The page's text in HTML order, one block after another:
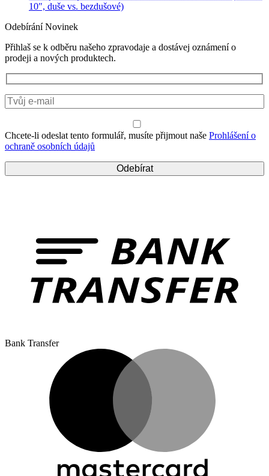
10″, duše vs. bezdušové)
Odebírání Novinek
Přihlaš se k odběru našeho zpravodaje a dostávej oznámení o
prodeji a nových produktech.
Chcete-li odeslat tento formulář, musíte přijmout naše Prohlášení o
ochraně osobních údajů
Bank Transfer